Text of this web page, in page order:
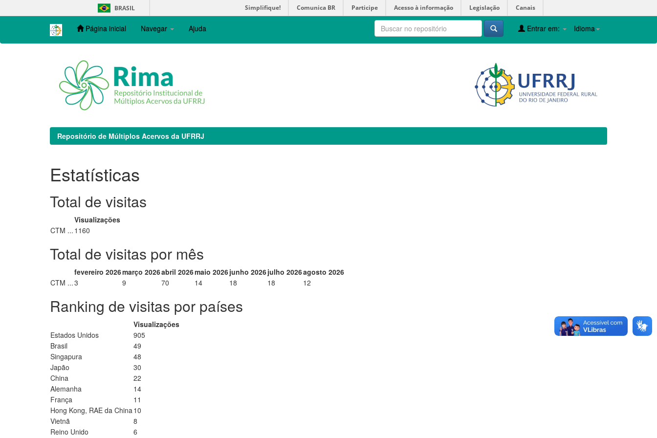
navigation
BRASIL Simplifique! Comunica BR Participe Acesso à informação Legislação Canais
Página inicial Navegar Ajuda Idioma
Entrar em:
Repositório de Múltiplos Acervos da UFRRJ
Estatísticas
Total de visitas
Visualizações
CTM ... 1160
Total de visitas por mês
fevereiro 2026março 2026abril 2026maio 2026junho 2026julho 2026agosto 2026
CTM ...3 9 70 14 18 18 12
Ranking de visitas por países
Visualizações
Estados Unidos
905
Brasil
49
Singapura
48
Japão
30
China
22
Alemanha
14
França
11
Hong Kong, RAE da China 10
Vietnã
8
Reino Unido
6